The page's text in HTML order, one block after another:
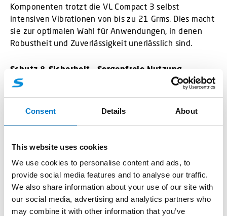
Consent Details About
This website uses cookies
We use cookies to personalise content and ads, to
provide social media features and to analyse our traffic.
We also share information about your use of our site with
our social media, advertising and analytics partners who
may combine it with other information that you’ve
Komponenten trotzt die VL Compact 3 selbst
intensiven Vibrationen von bis zu 21 Grms. Dies macht
sie zur optimalen Wahl für Anwendungen, in denen
Robustheit und Zuverlässigkeit unerlässlich sind.
Schutz & Sicherheit – Sorgenfreie Nutzung
Die integrierte Schutzfunktion gegen falsche Polung
Vielseitig & kosteneffizient
preisgünstige Lösung, speziell konzipiert für
zahlreiche Anwendungen. Unsere LED-Leuchte bietet
Ihnen die optimale Beleuchtungslösung für jede
Situation.